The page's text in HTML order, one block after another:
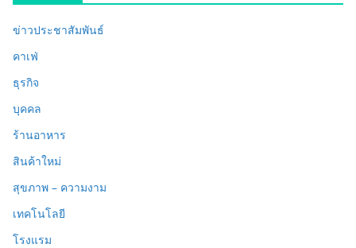
ข่าวประชาสัมพันธ์
คาเฟ่
ธุรกิจ
บุคคล
ร้านอาหาร
สินค้าใหม่
สุขภาพ – ความงาม
เทคโนโลยี
โรงแรม